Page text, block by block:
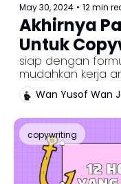
May 30, 2024 • 12 min
Akhirnya
Untuk
Kepada
siap dengan
mudahkan kerja
Wan Yusof Wan
copywriting